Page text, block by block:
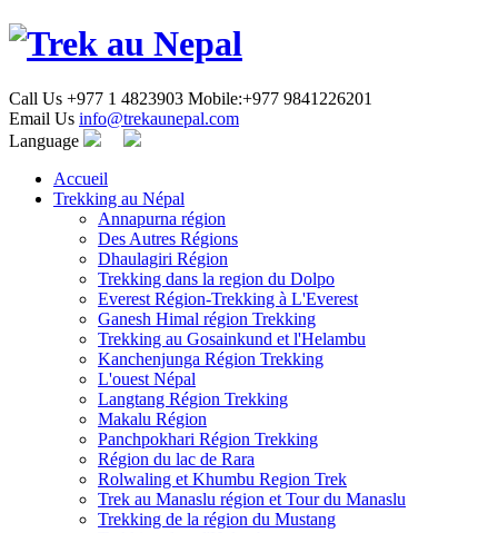
Call Us +977 1 4823903 Mobile:+977 9841226201
Email Us info@trekaunepal.com
Language
Accueil
Trekking au Népal
Annapurna région
Des Autres Régions
Dhaulagiri Région
Trekking dans la region du Dolpo
Everest Région-Trekking à L'Everest
Ganesh Himal région Trekking
Trekking au Gosainkund et l'Helambu
Kanchenjunga Région Trekking
L'ouest Népal
Langtang Région Trekking
Makalu Région
Panchpokhari Région Trekking
Région du lac de Rara
Rolwaling et Khumbu Region Trek
Trek au Manaslu région et Tour du Manaslu
Trekking de la région du Mustang